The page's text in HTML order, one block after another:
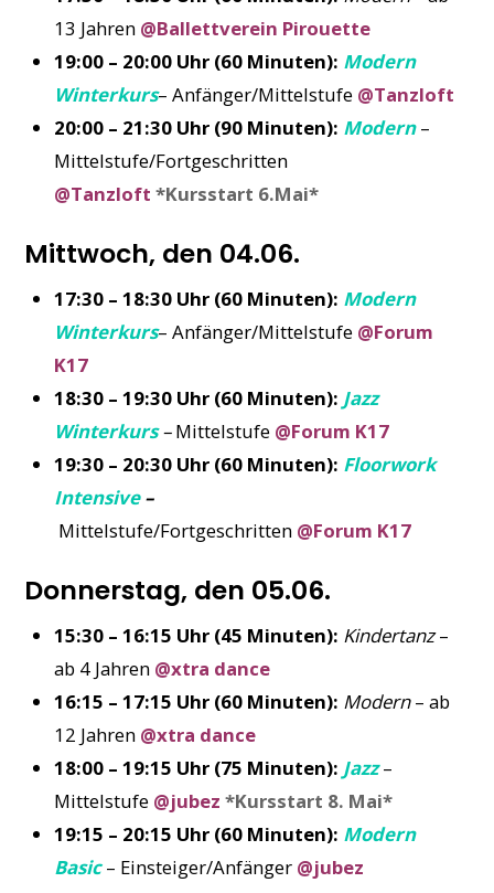
13 Jahren @Ballettverein Pirouette
19:00 – 20:00 Uhr (60 Minuten): Modern
Winterkurs– Anfänger/Mittelstufe @Tanzloft
20:00 – 21:30 Uhr (90 Minuten): Modern–
Mittelstufe/Fortgeschritten
@Tanzloft *Kursstart 6.Mai*
Mittwoch, den 04.06.
17:30 – 18:30 Uhr (60 Minuten): Modern
Winterkurs– Anfänger/Mittelstufe @Forum
K17
18:30 – 19:30 Uhr (60 Minuten): Jazz
Winterkurs–Mittelstufe @Forum K17
19:30 – 20:30 Uhr (60 Minuten): Floorwork
Intensive–
Mittelstufe/Fortgeschritten @Forum K17
Donnerstag, den 05.06.
15:30 – 16:15 Uhr (45 Minuten): Kindertanz–
ab 4 Jahren @xtra dance
16:15 – 17:15 Uhr (60 Minuten): Modern– ab
12 Jahren @xtra dance
18:00 – 19:15 Uhr (75 Minuten): Jazz–
Mittelstufe @jubez *Kursstart 8. Mai*
19:15 – 20:15 Uhr (60 Minuten): Modern
Basic – Einsteiger/Anfänger @jubez